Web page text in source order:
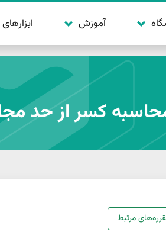
آموزش
حد مجاز ماده 6 قانون
مرتبط